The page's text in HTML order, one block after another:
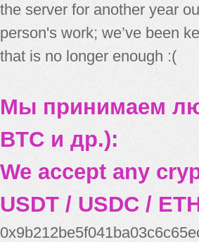
the server for another year
person's work; we’ve been
that is no longer enough :(
Мы принимаем
BTC и др.):
We accept any
USDT / USDC /